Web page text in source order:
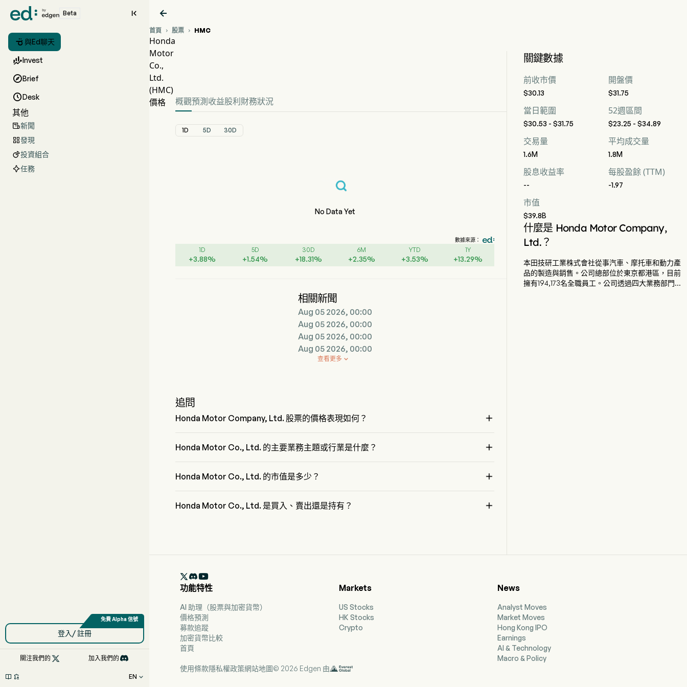
Beta 
 與Ed聊天
Invest
Brief
Desk
其他
新聞
發現
投資組合
任務
登入/ 註冊
關注我們的  加入我們的
  EN 

首頁  股票  HMC
Honda
Motor
Co.,
Ltd.
(HMC)
價格
概觀預測 收益股利 財務狀況
1D 5D 30D
No Data Yet
數據來源：
1D
+3.88%
5D
+1.54%
30D
+18.31%
6M
+2.35%
YTD
+3.53%
1Y
+13.29%
相關新聞
Aug 05 2026, 00:00
Aug 05 2026, 00:00
Aug 05 2026, 00:00
Aug 05 2026, 00:00

查看更多
追問
Honda Motor Company, Ltd. 股票的價格表現如何？ 
Honda Motor Co., Ltd. 的主要業務主題或行業是什麼？ 
Honda Motor Co., Ltd. 的市值是多少？ 
Honda Motor Co., Ltd. 是買入、賣出還是持有？ 
關鍵數據
前收市價
$30.13
開盤價
$31.75
當日範圍
$30.53 - $31.75
52週區間
$23.25 - $34.89
交易量
1.6M
平均成交量
1.8M
股息收益率
--
每股盈餘 (TTM)
-1.97
市值
$39.8B
什麼是 Honda Motor Company,
Ltd.？
本田技研工業株式會社從事汽車、摩托車和動力產
品的製造與銷售。公司總部位於東京都港區，目前
擁有194,173名全職員工。公司透過四大業務部門運

功能特性
AI 助理（股票與加密貨幣）
價格預測
募款追蹤
加密貨幣比較
首頁
Markets
US Stocks
HK Stocks
Crypto
News
Analyst Moves
Market Moves
Hong Kong IPO
Earnings
AI & Technology
Macro & Policy
使用條款隱私權政策網站地圖© 2026 Edgen 由